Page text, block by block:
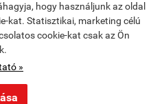
hogy használjunk az oldal
kat. Statisztikai, marketing célú
cookie-kat csak az Ön
»